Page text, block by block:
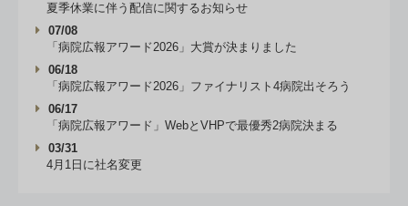
夏季休業に伴う配信に関するお知らせ
07/08
「病院広報アワード2026」大賞が決まりました
06/18
「病院広報アワード2026」ファイナリスト4病院出そろう
06/17
「病院広報アワード」WebとVHPで最優秀2病院決まる
03/31
4月1日に社名変更